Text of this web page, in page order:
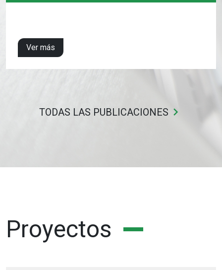
Ver más
TODAS LAS PUBLICACIONES keyboard_arrow_right
Proyectos